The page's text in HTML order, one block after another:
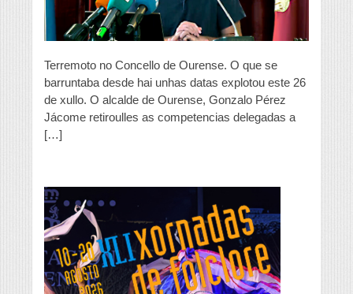
Terremoto no Concello de Ourense. O que se
barruntaba desde hai unhas datas explotou este 26
de xullo. O alcalde de Ourense, Gonzalo Pérez
Jácome retiroulles as competencias delegadas a
[…]